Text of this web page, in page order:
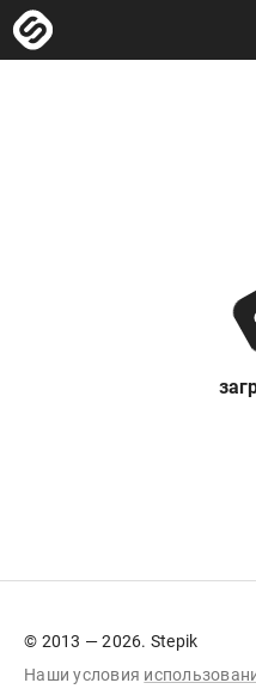
© 2013 — 2026. Stepik
Наши условия